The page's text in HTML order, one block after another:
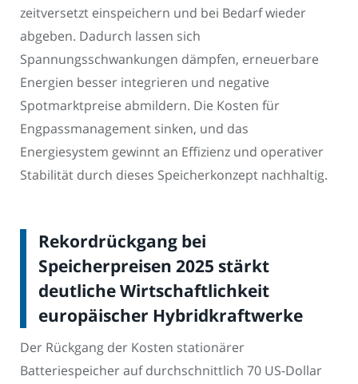
zeitversetzt einspeichern und bei Bedarf wieder
abgeben. Dadurch lassen sich
Spannungsschwankungen dämpfen, erneuerbare
Energien besser integrieren und negative
Spotmarktpreise abmildern. Die Kosten für
Engpassmanagement sinken, und das
Energiesystem gewinnt an Effizienz und operativer
Stabilität durch dieses Speicherkonzept nachhaltig.
Rekordrückgang bei
Speicherpreisen 2025 stärkt
deutliche Wirtschaftlichkeit
europäischer Hybridkraftwerke
Der Rückgang der Kosten stationärer
Batteriespeicher auf durchschnittlich 70 US-Dollar